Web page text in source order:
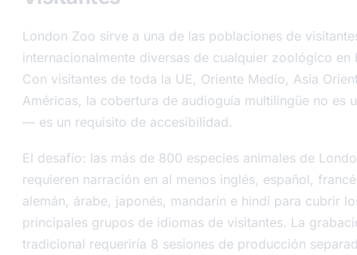
London Zoo sirve a una de las poblaciones de
internacionalmente diversas de cualquier zoológico en
Con visitantes de toda la UE, Oriente Medio, Asia
Américas, la cobertura de audioguía multilingüe no es
— es un requisito de accesibilidad.
El desafío: las más de 800 especies animales de
requieren narración en al menos inglés, español,
alemán, árabe, japonés, mandarín e hindi para cubrir
principales grupos de idiomas de visitantes. La
tradicional requeriría 8 sesiones de producción